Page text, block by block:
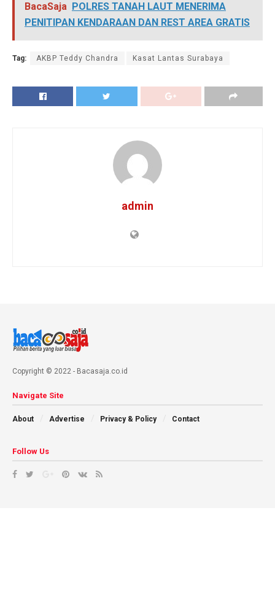
BacaSaja POLRES TANAH LAUT MENERIMA
PENITIPAN KENDARAAN DAN REST AREA GRATIS
Tag: AKBP Teddy Chandra Kasat Lantas Surabaya
admin
Copyright © 2022 - Bacasaja.co.id
Navigate Site
About Advertise Privacy & Policy Contact
Follow Us